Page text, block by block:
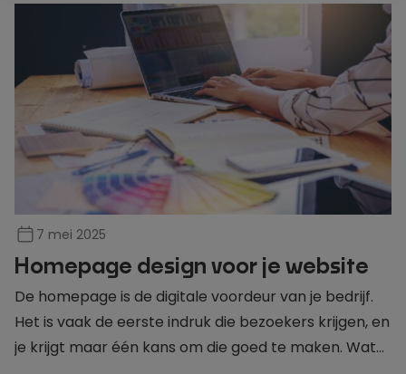
Homepage design voor je website
7 mei 2025
De homepage is de digitale voordeur van je bedrijf.
Het is vaak de eerste indruk die bezoekers krijgen, en
je krijgt maar één kans om die goed te maken. Wat